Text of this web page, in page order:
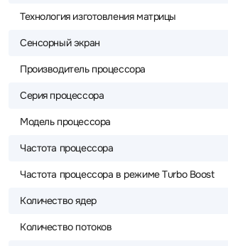
Технология изготовления матрицы
Сенсорный экран
Производитель процессора
Серия процессора
Модель процессора
Частота процессора
Частота процессора в режиме Turbo Boost
Количество ядер
Количество потоков